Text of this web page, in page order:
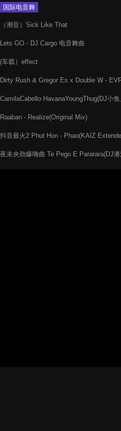
国际电音舞
（潮音）Sick Like That
Lets GO - DJ Cargo 电音舞曲
(车载）effect
Dirty Rush & Gregor Es x Double W -
CamilaCabello HavanaYoungThug(DJ小
Raaban - Realize(Original Mix)
抖音最火2 Phut Hon - Phao(KAIZ
夜未央劲爆嗨曲 Te Pego E Pararara(DJ